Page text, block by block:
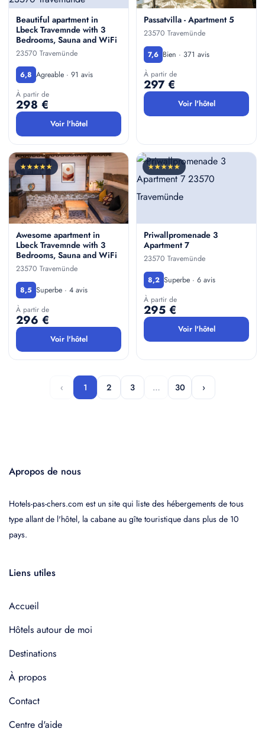
Beautiful apartment in
Lbeck Travemnde with 3
Bedrooms, Sauna and WiFi
23570 Travemünde
6,8 Agreable · 91 avis
À partir de
298 €
Voir l'hôtel
Passatvilla - Apartment 5
23570 Travemünde
7,6 Bien · 371 avis
À partir de
297 €
Voir l'hôtel
★★★★★
Awesome apartment in
Lbeck Travemnde with 3
Bedrooms, Sauna and WiFi
23570 Travemünde
8,5 Superbe · 4 avis
À partir de
296 €
Voir l'hôtel
★★★★★
Priwallpromenade 3
Apartment 7
23570 Travemünde
8,2 Superbe · 6 avis
À partir de
295 €
Voir l'hôtel
‹ 1 2 3 … 30 ›
Apropos de nous
Hotels-pas-chers.com est un site qui liste des hébergements de tous
type allant de l'hôtel, la cabane au gîte touristique dans plus de 10
pays.
Liens utiles
Accueil
Hôtels autour de moi
Destinations
À propos
Contact
Centre d'aide